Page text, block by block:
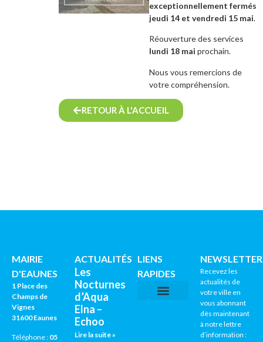
exceptionnellement fermés
jeudi 14 et vendredi 15 mai.
Réouverture des services
lundi 18 mai prochain.
Nous vous remercions de
votre compréhension.
RETOUR À L'ACCUEIL
MAIRIE
D'EAUNES
1 Place des
Champs de
Vignes
31600 Eaunes
Téléphone : 05
ACTUALITÉS
Les
Nocturnes
d’Aqua
Elna –
Echoo
Lire la suite »
LIENS
RAPIDES
Recevez les
actualités de
votre ville en
vous abonnant
dès maintenant
à notre lettre
d’information :